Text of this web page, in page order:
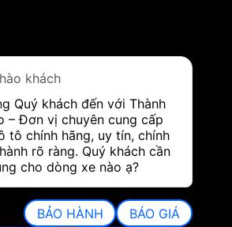
khách
Quý khách đến với Thành
– Đơn vị chuyên cung cấp
tô chính hãng, uy tín, chính
rõ ràng. Quý khách cần
cho dòng xe nào ạ?
BẢO HÀNH
BÁO GIÁ